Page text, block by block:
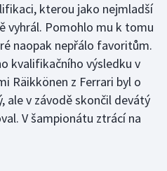
kterou jako nejmladší
vyhrál. Pomohlo mu k tomu
naopak nepřálo favoritům.
kvalifikačního výsledku v
Räikkönen z Ferrari byl o
ale v závodě skončil devátý
V šampionátu ztrácí na